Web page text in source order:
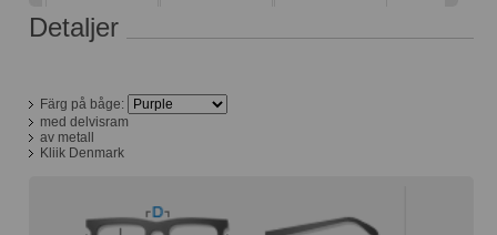
Detaljer
Färg på båge:
med delvisram
av metall
Kliik Denmark